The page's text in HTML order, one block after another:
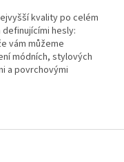
kvality po celém
hesly:
vám můžeme
módních, stylových
a povrchovými